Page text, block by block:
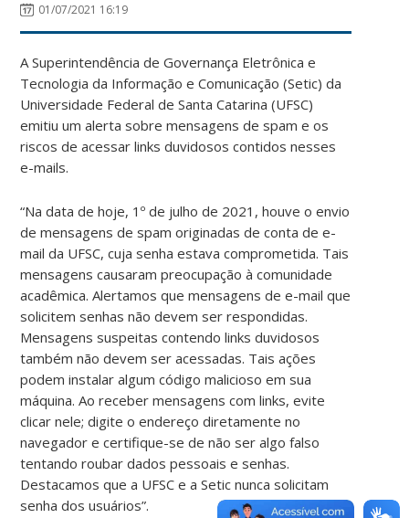
01/07/2021 16:19
A Superintendência de Governança Eletrônica e
Tecnologia da Informação e Comunicação (Setic) da
Universidade Federal de Santa Catarina (UFSC)
emitiu um alerta sobre mensagens de spam e os
riscos de acessar links duvidosos contidos nesses
e-mails.
“Na data de hoje, 1º de julho de 2021, houve o envio
de mensagens de spam originadas de conta de e-
mail da UFSC, cuja senha estava comprometida. Tais
mensagens causaram preocupação à comunidade
acadêmica. Alertamos que mensagens de e-mail que
solicitem senhas não devem ser respondidas.
Mensagens suspeitas contendo links duvidosos
também não devem ser acessadas. Tais ações
podem instalar algum código malicioso em sua
máquina. Ao receber mensagens com links, evite
clicar nele; digite o endereço diretamente no
navegador e certifique-se de não ser algo falso
tentando roubar dados pessoais e senhas.
Destacamos que a UFSC e a Setic nunca solicitam
senha dos usuários”.